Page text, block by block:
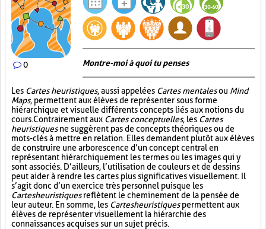
0 Montre-moi à quoi tu penses
Les Cartes heuristiques, aussi appelées Cartes mentalesou Mind
Maps, permettent aux élèves de représenter sous forme
hiérarchique et visuelle différents concepts liés aux notions du
cours. Contrairement aux Cartes conceptuelles, les Cartes
heuristiquesne suggèrent pas de concepts théoriques ou de
mots-clés à mettre en relation. Elles demandent plutôt aux élèves
de construire une arborescence d’un concept central en
représentant hiérarchiquement les termes ou les images qui y
sont associés. D’ailleurs, l’utilisation de couleurs et de dessins
peut aider à rendre les cartes plus significatives visuellement. Il
s’agit donc d’un exercice très personnel puisque les
Cartes heuristiquesreflètent le cheminement de la pensée de
leur auteur. En somme, les Cartes heuristiquespermettent aux
élèves de représenter visuellement la hiérarchie des
connaissances acquises sur un sujet précis.